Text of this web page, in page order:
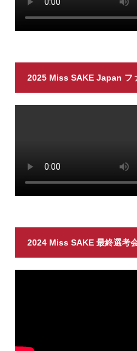
2025 Miss SAKE Japan フ
2024 Miss SAKE 最終選考